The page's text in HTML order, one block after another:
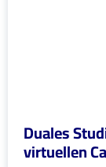
Duales
virtuellen